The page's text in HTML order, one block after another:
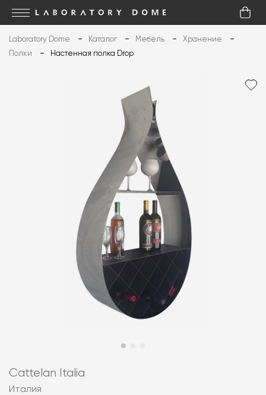
Laboratory Dome Каталог Мебель
Хранение
Полки
Настенная полка Drop
Cattelan Italia
Италия